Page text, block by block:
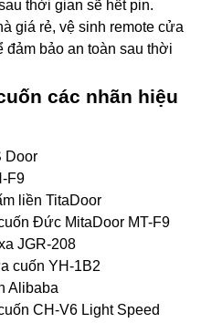
thời gian sẽ hết pin.
giá rẻ, vệ sinh remote cửa
đảm bảo an toàn sau thời
các nhãn hiệu
Door
F9
liền TitaDoor
Đức MitaDoor MT-F9
JGR-208
cuốn YH-1B2
Alibaba
CH-V6 Light Speed